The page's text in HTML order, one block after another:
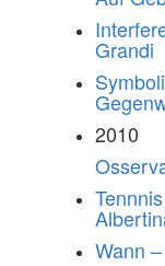
Grandi
2010
Wann